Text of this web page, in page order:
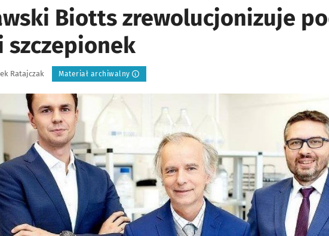
Biotts zrewolucjonizuje
szczepionek
Ratajczak Materiał archiwalny